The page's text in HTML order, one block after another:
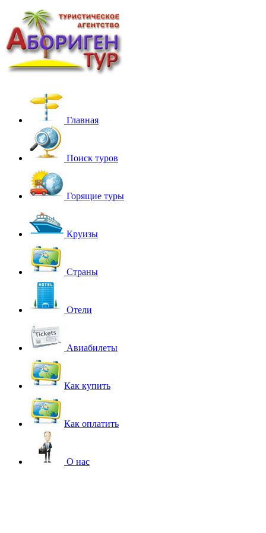
Главная
Поиск туров
Горящие туры
Круизы
Страны
Отели
Авиабилеты
Как купить
Как оплатить
О нас